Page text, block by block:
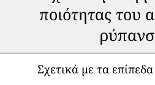
ποιότητας του
Σχετικά με τα